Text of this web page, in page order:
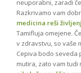
neuporabni, zaradi
Razkrivamo vam
medicina reši
Tamifluja omejene.
v zdravstvu, so vaše
Cepiva bodo seveda
mutira, zato vam tudi